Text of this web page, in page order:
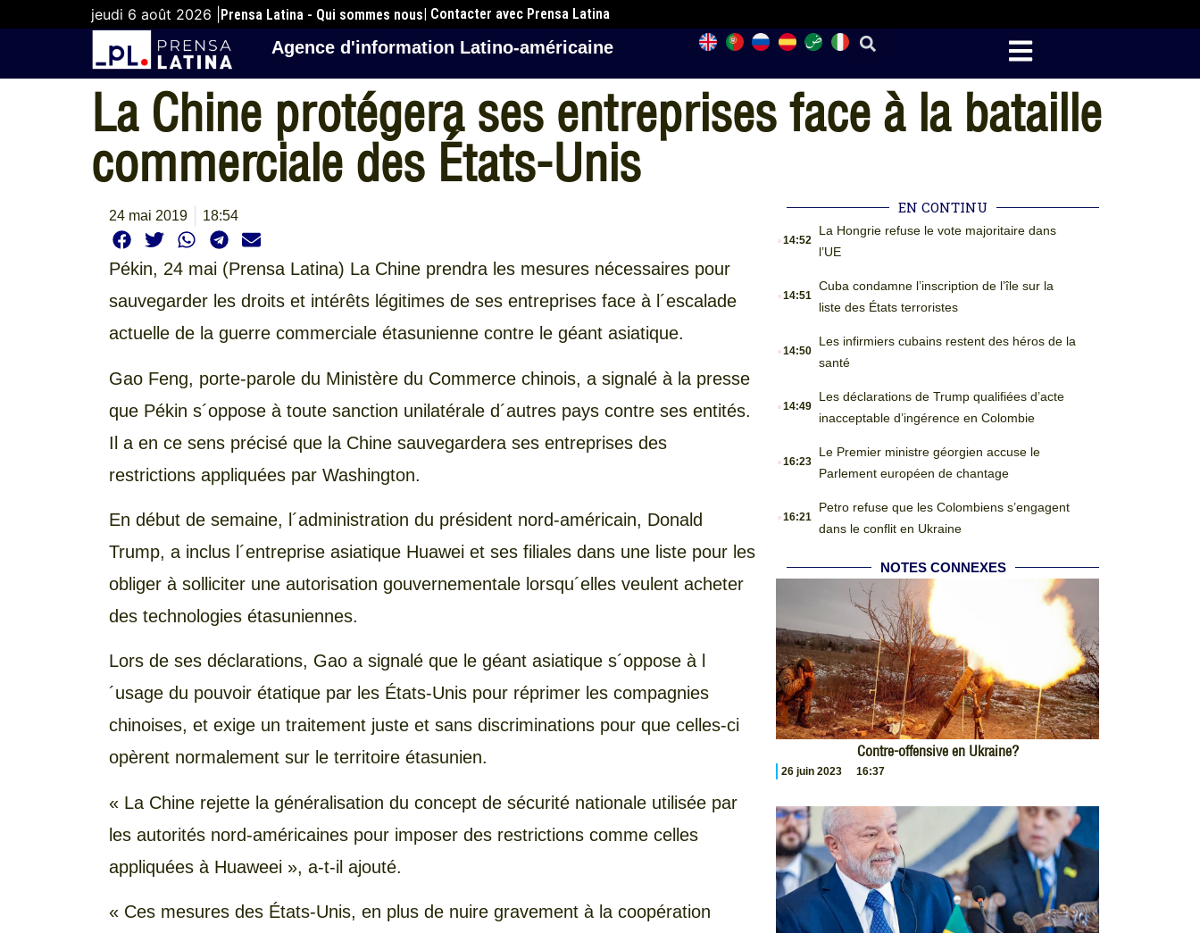
jeudi 6 août 2026 | Prensa Latina - Qui sommes nous| Contacter avec Prensa Latina
Agence d'information Latino-américaine
La Chine protégera ses entreprises face à la bataille
commerciale des États-Unis
24 mai 2019 18:54
Pékin, 24 mai (Prensa Latina) La Chine prendra les mesures nécessaires pour
sauvegarder les droits et intérêts légitimes de ses entreprises face à l´escalade
actuelle de la guerre commerciale étasunienne contre le géant asiatique.
Gao Feng, porte-parole du Ministère du Commerce chinois, a signalé à la presse
que Pékin s´oppose à toute sanction unilatérale d´autres pays contre ses entités.
Il a en ce sens précisé que la Chine sauvegardera ses entreprises des
restrictions appliquées par Washington.
En début de semaine, l´administration du président nord-américain, Donald
Trump, a inclus l´entreprise asiatique Huawei et ses filiales dans une liste pour les
obliger à solliciter une autorisation gouvernementale lorsqu´elles veulent acheter
des technologies étasuniennes.
Lors de ses déclarations, Gao a signalé que le géant asiatique s´oppose à l
´usage du pouvoir étatique par les États-Unis pour réprimer les compagnies
chinoises, et exige un traitement juste et sans discriminations pour que celles-ci
opèrent normalement sur le territoire étasunien.
« La Chine rejette la généralisation du concept de sécurité nationale utilisée par
les autorités nord-américaines pour imposer des restrictions comme celles
appliquées à Huaweei », a-t-il ajouté.
« Ces mesures des États-Unis, en plus de nuire gravement à la coopération
EN CONTINU
.14:52
La Hongrie refuse le vote majoritaire dans
l’UE
.14:51
Cuba condamne l’inscription de l’île sur la
liste des États terroristes
.14:50
Les infirmiers cubains restent des héros de la
santé
.14:49
Les déclarations de Trump qualifiées d’acte
inacceptable d’ingérence en Colombie
.16:23
Le Premier ministre géorgien accuse le
Parlement européen de chantage
.16:21
Petro refuse que les Colombiens s’engagent
dans le conflit en Ukraine
NOTES CONNEXES
Contre-offensive en Ukraine?
26 juin 2023 16:37